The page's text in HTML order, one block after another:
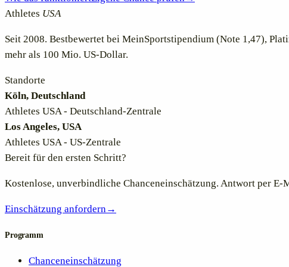
Athletes USA
Seit 2008. Bestbewertet bei MeinSportstipendium (Note 1,47),
mehr als 100 Mio. US-Dollar.
Standorte
Köln, Deutschland
Athletes USA - Deutschland-Zentrale
Los Angeles, USA
Athletes USA - US-Zentrale
Bereit für den ersten Schritt?
Kostenlose, unverbindliche Chanceneinschätzung. Antwort per E-
Einschätzung anfordern →
Programm
Chanceneinschätzung